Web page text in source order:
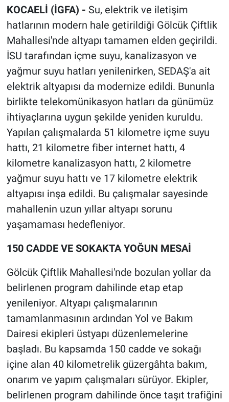
KOCAELİ (İGFA) - Su, elektrik ve iletişim
hatlarının modern hale getirildiği Gölcük Çiftlik
Mahallesi'nde altyapı tamamen elden geçirildi.
İSU tarafından içme suyu, kanalizasyon ve
yağmur suyu hatları yenilenirken, SEDAŞ'a ait
elektrik altyapısı da modernize edildi. Bununla
birlikte telekomünikasyon hatları da günümüz
ihtiyaçlarına uygun şekilde yeniden kuruldu.
Yapılan çalışmalarda 51 kilometre içme suyu
hattı, 21 kilometre fiber internet hattı, 4
kilometre kanalizasyon hattı, 2 kilometre
yağmur suyu hattı ve 17 kilometre elektrik
altyapısı inşa edildi. Bu çalışmalar sayesinde
mahallenin uzun yıllar altyapı sorunu
yaşamaması hedefleniyor.
150 CADDE VE SOKAKTA YOĞUN MESAİ
Gölcük Çiftlik Mahallesi'nde bozulan yollar da
belirlenen program dahilinde etap etap
yenileniyor. Altyapı çalışmalarının
tamamlanmasının ardından Yol ve Bakım
Dairesi ekipleri üstyapı düzenlemelerine
başladı. Bu kapsamda 150 cadde ve sokağı
içine alan 40 kilometrelik güzergâhta bakım,
onarım ve yapım çalışmaları sürüyor. Ekipler,
belirlenen program dahilinde önce taşıt trafiğini